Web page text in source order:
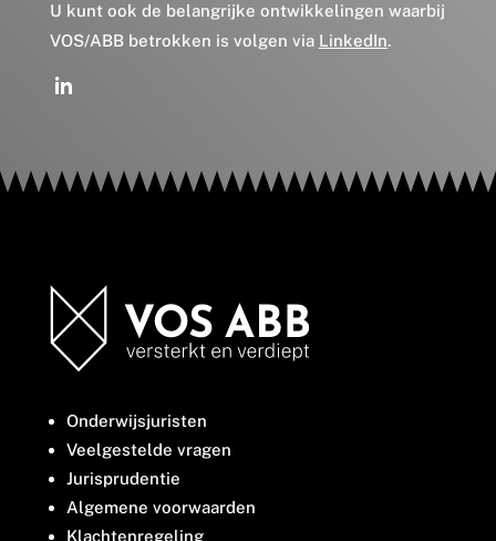
U kunt ook de belangrijke ontwikkelingen waarbij
VOS/ABB betrokken is volgen via LinkedIn.
Onderwijsjuristen
Veelgestelde vragen
Jurisprudentie
Algemene voorwaarden
Klachtenregeling